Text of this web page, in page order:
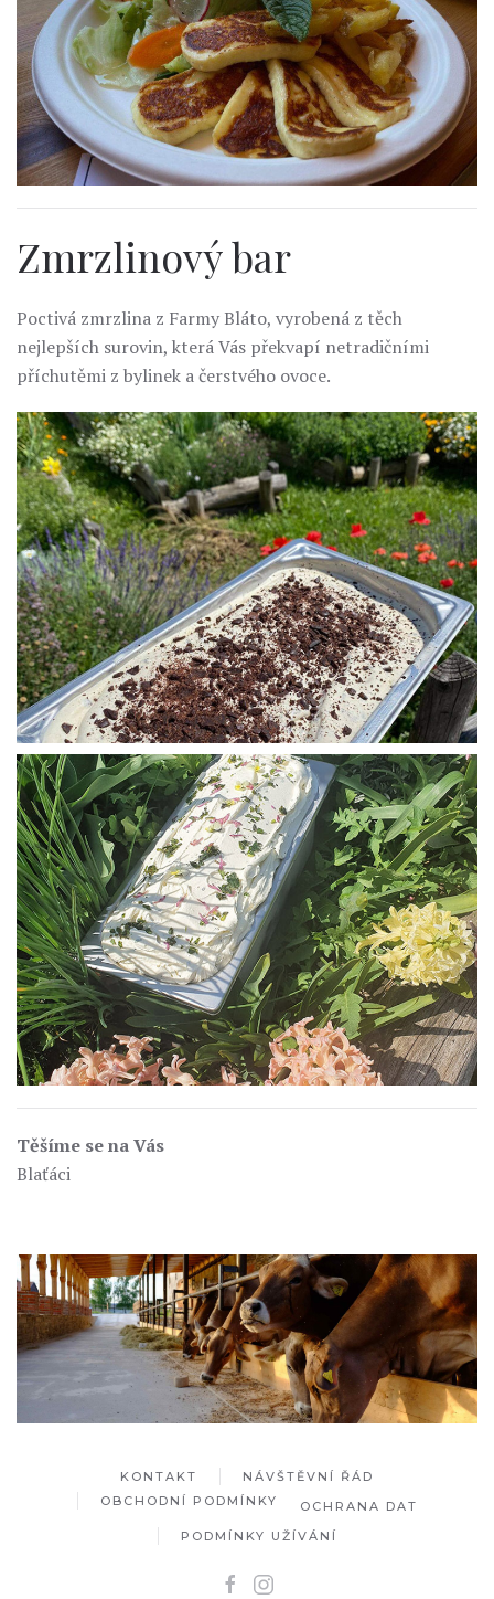
Zmrzlinový bar
Poctivá zmrzlina z Farmy Bláto, vyrobená z těch
nejlepších surovin, která Vás překvapí netradičními
příchutěmi z bylinek a čerstvého ovoce.
Těšíme se na Vás
Blaťáci
KONTAKT
NÁVŠTĚVNÍ ŘÁD
OBCHODNÍ PODMÍNKY
OCHRANA DAT
PODMÍNKY UŽÍVÁNÍ